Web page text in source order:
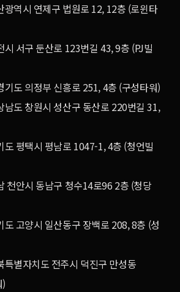
광역시 연제구 법원로 12, 12층 (로윈타
시 서구 둔산로 123번길 43, 9층 (PJ빌
기도 의정부 신흥로 251, 4층 (구성타워)
남도 창원시 성산구 동산로 220번길 31,
도 평택시 평남로 1047-1, 4층 (청언빌
천안시 동남구 청수14로96 2층 (청당
도 고양시 일산동구 장백로 208, 8층 (성
특별자치도 전주시 덕진구 만성동